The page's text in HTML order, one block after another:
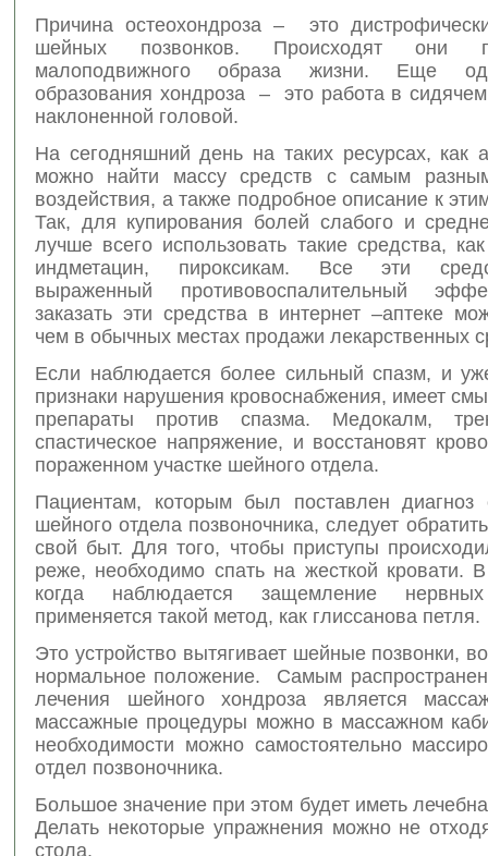
Причина остеохондроза – это
шейных позвонков. Происходят они
малоподвижного образа жизни. Еще
образования хондроза – это работа в
наклоненной головой.
На сегодняшний день на таких ресурсах, как
можно найти массу средств с самым
воздействия, а также подробное описание к
Так, для купирования болей слабого и
лучше всего использовать такие средства,
индметацин, пироксикам. Все эти
выраженный противовоспалительный
заказать эти средства в интернет –аптеке
чем в обычных местах продажи лекарственных
Если наблюдается более сильный спазм, и
признаки нарушения кровоснабжения, имеет
препараты против спазма. Медокалм,
спастическое напряжение, и восстановят
пораженном участке шейного отдела.
Пациентам, которым был поставлен диагноз
шейного отдела позвоночника, следует
свой быт. Для того, чтобы приступы
реже, необходимо спать на жесткой кровати.
когда наблюдается защемление
применяется такой метод, как глиссанова петля.
Это устройство вытягивает шейные позвонки,
нормальное положение. Самым
лечения шейного хондроза является
массажные процедуры можно в массажном
необходимости можно самостоятельно
отдел позвоночника.
Большое значение при этом будет иметь
Делать некоторые упражнения можно не
стола.